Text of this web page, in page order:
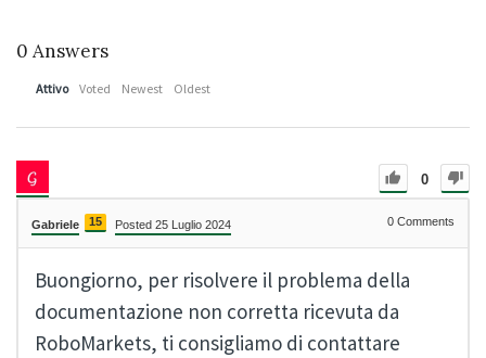
0 Answers
Attivo Voted Newest Oldest
0
Gabriele 15 Posted 25 Luglio 2024 0 Comments
Buongiorno, per risolvere il problema della
documentazione non corretta ricevuta da
RoboMarkets, ti consigliamo di contattare